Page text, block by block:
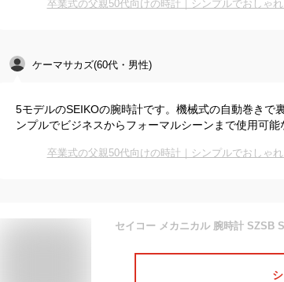
卒業式の父親50代向けの時計｜シンプルでおしゃ
ケーマサカズ(60代・男性)
5モデルのSEIKOの腕時計です。機械式の自動巻きで
ンプルでビジネスからフォーマルシーンまで使用可能
卒業式の父親50代向けの時計｜シンプルでおしゃ